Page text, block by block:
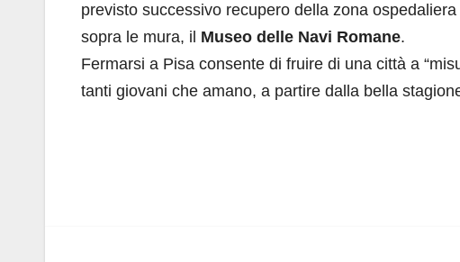
previsto successivo recupero della zona
sopra le mura, il Museo delle Navi Romane.
Fermarsi a Pisa consente di fruire di una città a
tanti giovani che amano, a partire dalla bella